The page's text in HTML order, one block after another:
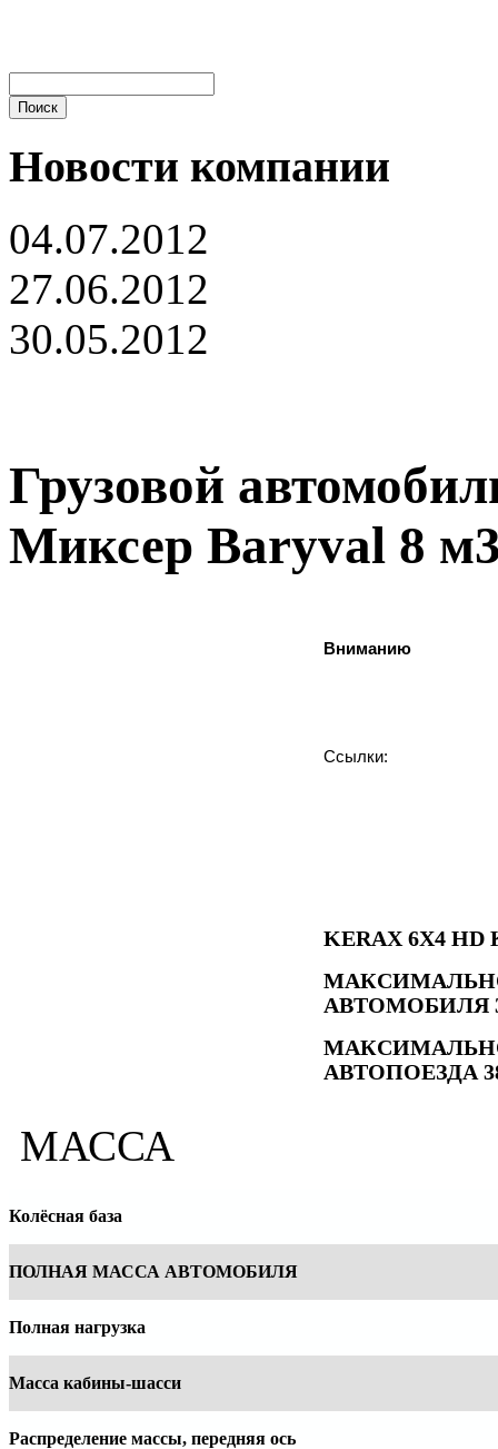
Новости компании
04.07.2012
27.06.2012
30.05.2012
Грузовой
Миксер Baryval 8
Вниманию
Ссылки:
KERAX6X4 HD
АВТОМОБИЛЯ
АВТОПОЕЗДА
МАССА
Колёсная база
ПОЛНАЯ МАССА АВТОМОБИЛЯ
Полная нагрузка
Масса кабины-шасси
Распределение массы, передняя ось